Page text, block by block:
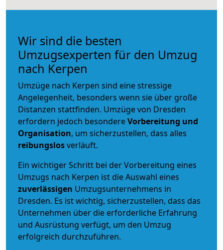
Wir sind die besten
Umzugsexperten für den Umzug
nach Kerpen
Umzüge nach Kerpen sind eine stressige
Angelegenheit, besonders wenn sie über große
Distanzen stattfinden. Umzüge von Dresden
erfordern jedoch besondereVorbereitung und
Organisation, um sicherzustellen, dass alles
reibungslosverläuft.
Ein wichtiger Schritt bei der Vorbereitung eines
Umzugs nach Kerpen ist die Auswahl eines
zuverlässigen Umzugsunternehmens in
Dresden. Es ist wichtig, sicherzustellen, dass das
Unternehmen über die erforderliche Erfahrung
und Ausrüstung verfügt, um den Umzug
erfolgreich durchzuführen.